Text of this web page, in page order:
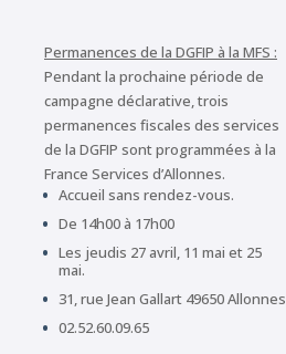
Permanences de la DGFIP à la MFS :
Pendant la prochaine période de
campagne déclarative, trois
permanences fiscales des services
de la DGFIP sont programmées à la
France Services d’Allonnes.
Accueil sans rendez-vous.
De 14h00 à 17h00
Les jeudis 27 avril, 11 mai et 25
mai.
31, rue Jean Gallart 49650 Allonnes
02.52.60.09.65